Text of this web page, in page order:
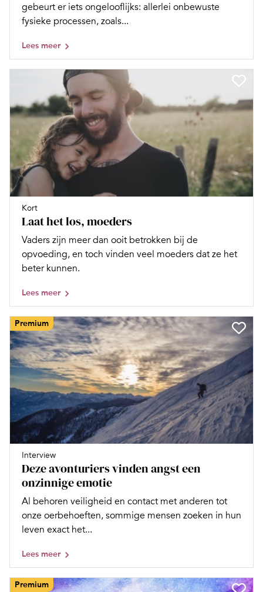
gebeurt er iets ongelooflijks: allerlei onbewuste
fysieke processen, zoals...
Lees meer
Kort
Laat het los, moeders
Vaders zijn meer dan ooit betrokken bij de
opvoeding, en toch vinden veel moeders dat ze het
beter kunnen.
Lees meer
Premium
Interview
Deze avonturiers vinden angst een
onzinnige emotie
Al behoren veiligheid en contact met anderen tot
onze oerbehoeften, sommige mensen zoeken in hun
leven exact het...
Lees meer
Premium